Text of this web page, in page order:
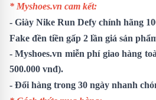
* Myshoes.vn cam kết:
- Giày Nike Run Defy chính hãng
Fake đền tiền gấp 2 lần giá sản
- Myshoes.vn miễn phí giao hàng
500.000 vnđ).
- Đổi hàng trong 30 ngày nhanh